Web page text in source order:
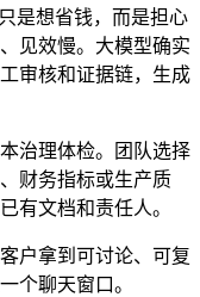
是想省钱，而是担心
见效慢。大模型确实
审核和证据链，生成
治理体检。团队选择
财务指标或生产质
有文档和责任人。
户拿到可讨论、可复
个聊天窗口。